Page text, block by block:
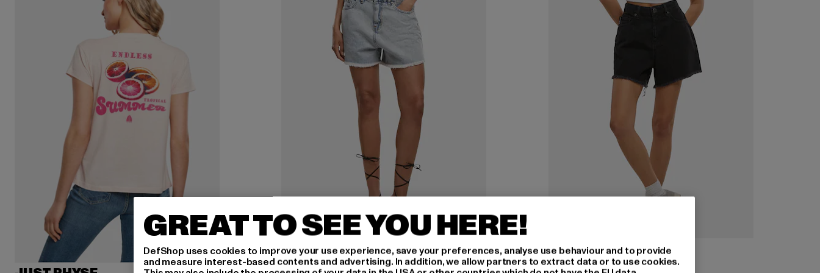
JUST RHYSE
Shorts Florida
JUST RHYSE
Shorts Florida
GREAT TO SEE YOU HERE!
DefShop uses cookies to improve your use experience, save your preferences, analyse use behaviour and to provide
and measure interest-based contents and advertising. In addition, we allow partners to extract data or to use cookies.